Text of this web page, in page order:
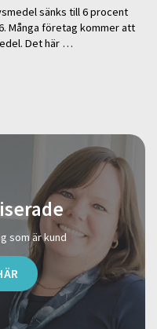
sänks till 6 procent
Många företag kommer att
Det här …
som är kund